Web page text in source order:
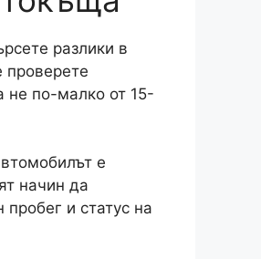
разлики в
проверете
не по-малко от 15-
е
начин да
и статус на